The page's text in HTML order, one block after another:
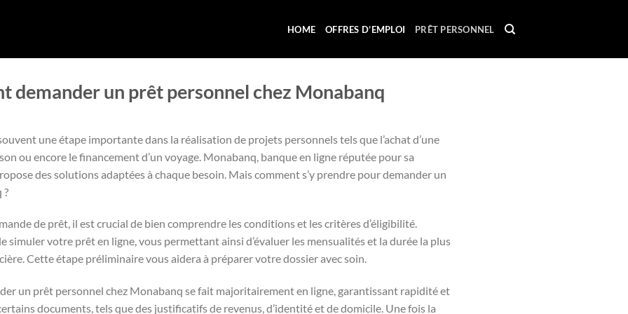
HOME OFFRES D’EMPLOI PRÊT PERSONNEL
demander un prêt personnel chez Monabanq
une étape importante dans la réalisation de projets personnels tels que l’achat d’une
ou encore le financement d’un voyage. Monabanq, banque en ligne réputée pour sa
des solutions adaptées à chaque besoin. Mais comment s’y prendre pour demander un
?
de prêt, il est crucial de bien comprendre les conditions et les critères d’éligibilité.
simuler votre prêt en ligne, vous permettant ainsi d’évaluer les mensualités et la durée la plus
Cette étape préliminaire vous aidera à préparer votre dossier avec soin.
un prêt personnel chez Monabanq se fait majoritairement en ligne, garantissant rapidité et
documents, tels que des justificatifs de revenus, d’identité et de domicile. Une fois la